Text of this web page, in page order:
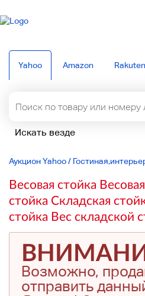
Yahoo Amazon Rakuten
Аукцион Yahoo/
Весовая стойка
стойка Складская
стойка Вес складской
Возможно,
отправить